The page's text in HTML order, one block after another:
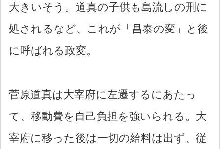
大きいそう。道真の子供も島流しの刑に
処されるなど、これが「昌泰の変」と後
に呼ばれる政変。
菅原道真は大宰府に左遷するにあたっ
て、移動費を自己負担を強いられる。大
宰府に移った後は一切の給料は出ず、従